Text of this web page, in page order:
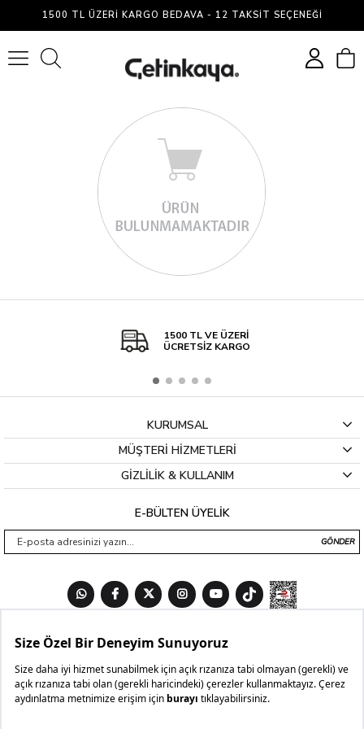
1500 TL ÜZERI KARGO BEDAVA - 12 TAKSIT SEÇENEĞI
Eşofman
1500 TL VE ÜZERİ
ÜCRETSİZ KARGO
KURUMSAL
MÜŞTERİ HİZMETLERİ
GİZLİLİK & KULLANIM
E-BÜLTEN ÜYELİK
GÖNDER